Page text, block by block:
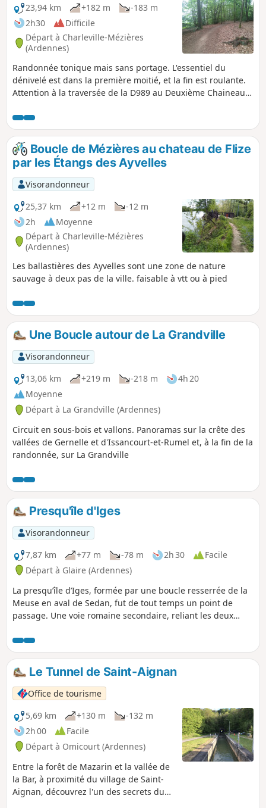
23,94 km
+182 m
-183 m
2h30
Difficile
Départ à Charleville-Mézières
(Ardennes)
Randonnée tonique mais sans portage. L'essentiel du
dénivelé est dans la première moitié, et la fin est roulante.
Attention à la traversée de la D989 au Deuxième Chaineau,
Boucle de Mézières au chateau de Flize
par les Étangs des Ayvelles
Visorandonneur
25,37 km
+12 m
-12 m
2h
Moyenne
Départ à Charleville-Mézières
(Ardennes)
Les ballastières des Ayvelles sont une zone de nature
sauvage à deux pas de la ville. faisable à vtt ou à pied
Une Boucle autour de La Grandville
Visorandonneur
13,06 km
+219 m -218 m
4h 20
Moyenne
Départ à La Grandville (Ardennes)
Circuit en sous-bois et vallons. Panoramas sur la crête des
vallées de Gernelle et d'Issancourt-et-Rumel et, à la fin de la
randonnée, sur La Grandville
Presqu'île d'Iges
Visorandonneur
7,87 km
+77 m -78 m 2h 30
Facile
Départ à Glaire (Ardennes)
La presqu’île d’Iges, formée par une boucle resserrée de la
Meuse en aval de Sedan, fut de tout temps un point de
passage. Une voie romaine secondaire, reliant les deux
Iges et traversait la Meuse par un gué pavé. Après la
capitulation de 1870, 80 000 soldats français furent parqués
dans la presqu’île, dans des conditions épouvantables,
avant leur transfert en Allemagne, d’où le nom de « Camp
de la Misère » attribué à la presqu’île.
Le Tunnel de Saint-Aignan
Office de tourisme
5,69 km
+130 m
-132 m
2h 00
Facile
Départ à Omicourt (Ardennes)
Entre la forêt de Mazarin et la vallée de
la Bar, à proximité du village de Saint-
Aignan, découvrez l'un des secrets du